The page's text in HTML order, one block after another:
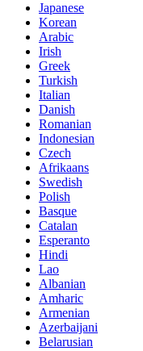
Japanese
Korean
Arabic
Irish
Greek
Turkish
Italian
Danish
Romanian
Indonesian
Czech
Afrikaans
Swedish
Polish
Basque
Catalan
Esperanto
Hindi
Lao
Albanian
Amharic
Armenian
Azerbaijani
Belarusian